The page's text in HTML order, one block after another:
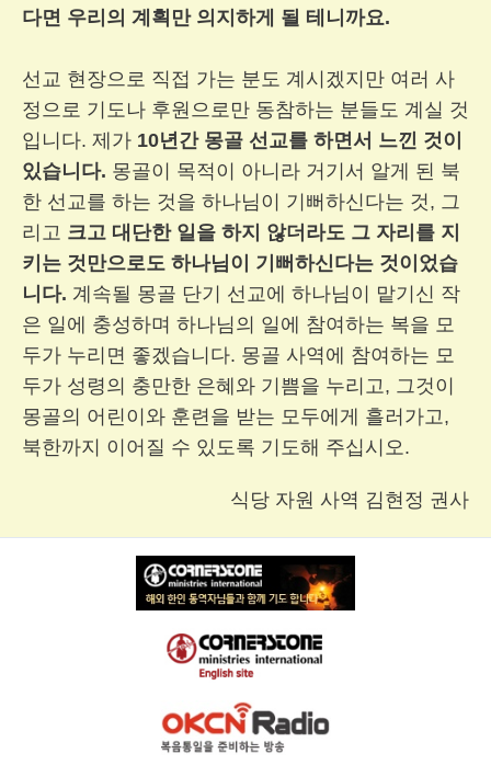
다면 우리의 계획만 의지하게 될 테니까요.
선교 현장으로 직접 가는 분도 계시겠지만 여러 사
정으로 기도나 후원으로만 동참하는 분들도 계실 것
입니다. 제가 10년간 몽골 선교를 하면서 느낀 것이
있습니다. 몽골이 목적이 아니라 거기서 알게 된 북
한 선교를 하는 것을 하나님이 기뻐하신다는 것, 그
리고 크고 대단한 일을 하지 않더라도 그 자리를 지
키는 것만으로도 하나님이 기뻐하신다는 것이었습
니다. 계속될 몽골 단기 선교에 하나님이 맡기신 작
은 일에 충성하며 하나님의 일에 참여하는 복을 모
두가 누리면 좋겠습니다. 몽골 사역에 참여하는 모
두가 성령의 충만한 은혜와 기쁨을 누리고, 그것이
몽골의 어린이와 훈련을 받는 모두에게 흘러가고,
북한까지 이어질 수 있도록 기도해 주십시오.
식당 자원 사역 김현정 권사